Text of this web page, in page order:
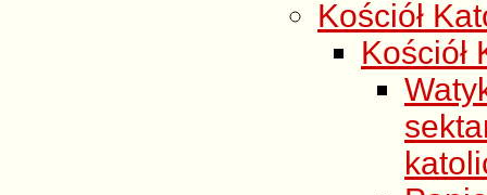
Kościół
Kościół